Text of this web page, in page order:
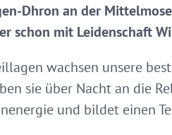
Dhron an der
schon mit Leidenschaft
wachsen unsere
sie über Nacht an die
und bildet einen